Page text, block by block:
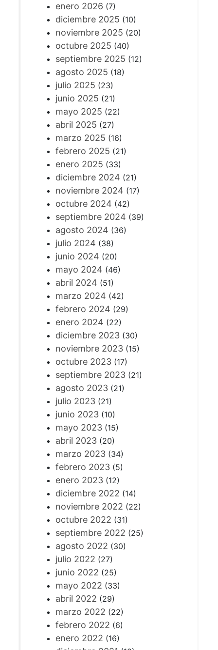
enero 2026 (7)
diciembre 2025 (10)
noviembre 2025 (20)
octubre 2025 (40)
septiembre 2025 (12)
agosto 2025 (18)
julio 2025 (23)
junio 2025 (21)
mayo 2025 (22)
abril 2025 (27)
marzo 2025 (16)
febrero 2025 (21)
enero 2025 (33)
diciembre 2024 (21)
noviembre 2024 (17)
octubre 2024 (42)
septiembre 2024 (39)
agosto 2024 (36)
julio 2024 (38)
junio 2024 (20)
mayo 2024 (46)
abril 2024 (51)
marzo 2024 (42)
febrero 2024 (29)
enero 2024 (22)
diciembre 2023(30)
noviembre 2023(15)
octubre 2023(17)
septiembre 2023(21)
agosto 2023(21)
julio 2023(21)
junio 2023(10)
mayo 2023(15)
abril 2023(20)
marzo 2023(34)
febrero 2023(5)
enero 2023(12)
diciembre 2022 (14)
noviembre 2022 (22)
octubre 2022 (31)
septiembre 2022 (25)
agosto 2022 (30)
julio 2022 (27)
junio 2022 (25)
mayo 2022 (33)
abril 2022 (29)
marzo 2022 (22)
febrero 2022 (6)
enero 2022 (16)